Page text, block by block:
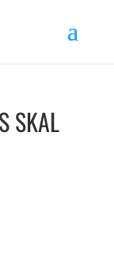
SKAL